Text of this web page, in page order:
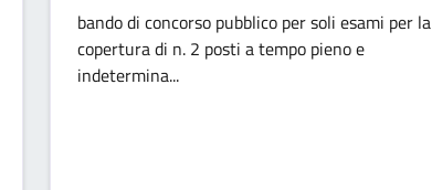
bando di concorso pubblico per soli esami per la
copertura di n. 2 posti a tempo pieno e
indetermina...